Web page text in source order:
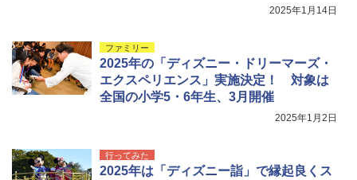
2025年1月14日
ファミリー
2025年の「ディズニー・ドリーマーズ・
エクスペリエンス」実施決定！ 対象は
全国の小学5・6年生、3月開催
2025年1月2日
行ってみた
2025年は「ディズニー詣」で縁起良くス